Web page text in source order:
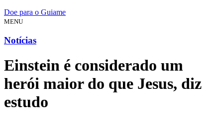
Doe para o Guiame
MENU
Notícias
Einstein é considerado um
herói maior do que Jesus, diz
estudo